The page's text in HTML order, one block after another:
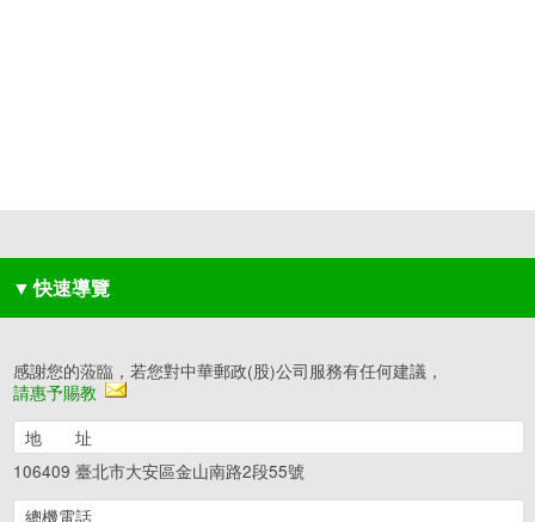
▼ 快速導覽
感謝您的蒞臨，若您對中華郵政(股)公司服務有任何建議，
請惠予賜教
地 址
106409 臺北市大安區金山南路2段55號
總機電話